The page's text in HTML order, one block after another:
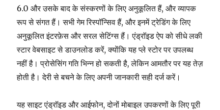
6.0 और उसके बाद के संस्करणों के लिए अनुकूलित हैं, और व्यापक
रूप से संगत हैं। सभी गेम रिस्पॉन्सिव हैं, और इनमें ट्रेडिंग के लिए
अनुकूलित इंटरफ़ेस और सरल सेटिंग्स हैं। एंड्रॉइड ऐप को सीधे लकी
स्टार वेबसाइट से डाउनलोड करें, क्योंकि यह प्ले स्टोर पर उपलब्ध
नहीं है। प्रोसेसिंग गति भिन्न हो सकती है, लेकिन आमतौर पर यह तेज़
होती है। देरी से बचने के लिए अपनी जानकारी सही दर्ज करें।
यह साइट एंड्रॉइड और आईफोन, दोनों मोबाइल उपकरणों के लिए पूरी